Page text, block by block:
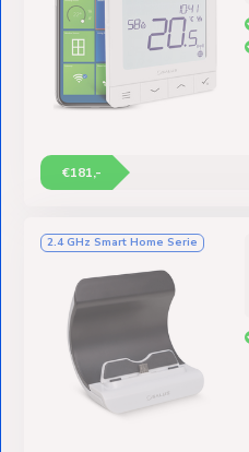
€181,-
2.4 GHz Smart Home Serie